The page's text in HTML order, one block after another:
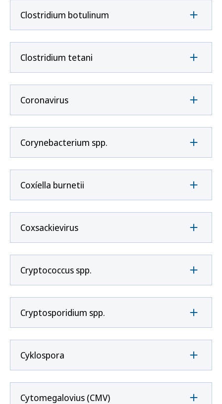
Clostridium botulinum
Clostridium tetani
Coronavirus
Corynebacterium spp.
Coxíella burnetii
Coxsackievirus
Cryptococcus spp.
Cryptosporidium spp.
Cyklospora
Cytomegalovius (CMV)